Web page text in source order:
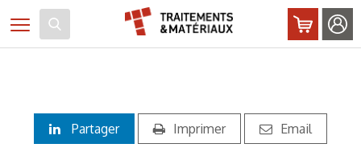
Toggle navigation
Partager Imprimer Email
Panneau de gestion des cookies